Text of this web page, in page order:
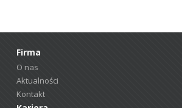
Firma
O nas
Aktualności
Kontakt